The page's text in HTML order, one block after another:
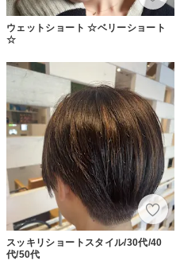
ウェットショート ☆ベリーショート
☆
スッキリショートスタイル/30代/40
代/50代